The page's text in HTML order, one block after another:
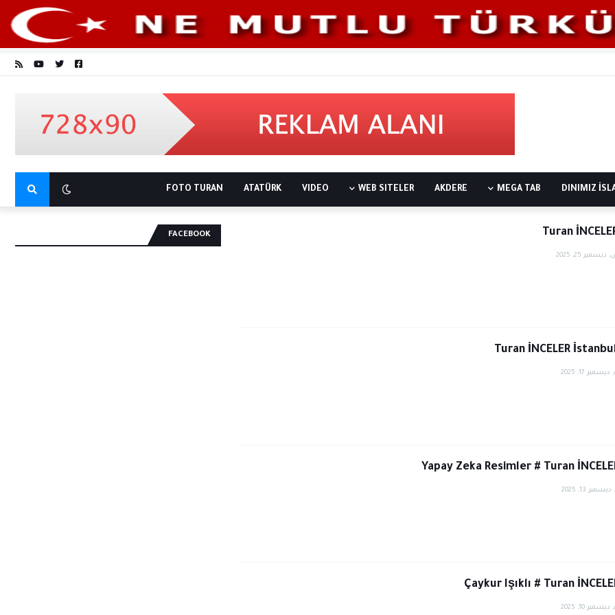
DINIMIZ
MEGA TAB
AKDERE
WEB SITELER
VIDEO
ATATÜRK
FOTO TURAN
Turan
25, 2025
Turan İNCELER
17, 2025
Yapay Zeka Resimler # Turan
13, 2025
Çaykur Işıklı # Turan
10, 2025
FACEBOOK